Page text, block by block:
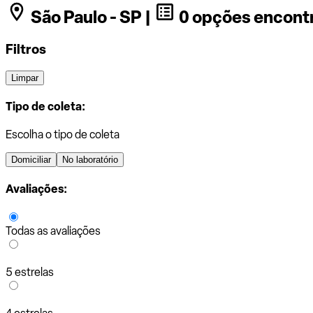
São Paulo - SP |
0 opções
Filtros
Limpar
Tipo de coleta:
Escolha o tipo de coleta
Domiciliar No laboratório
Avaliações:
Todas as avaliações
5 estrelas